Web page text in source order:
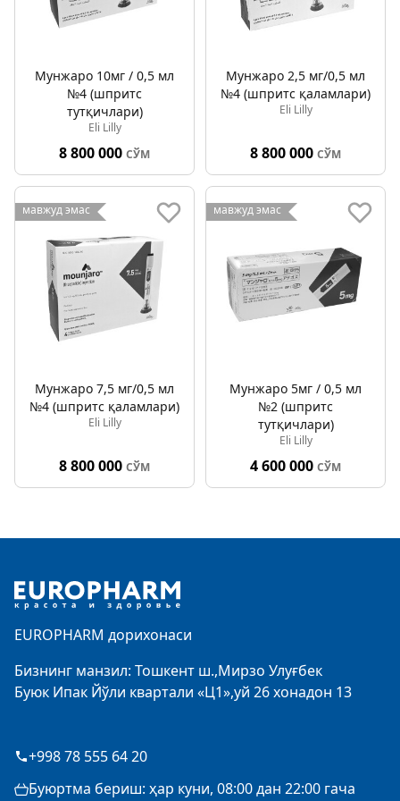
Мунжаро 10мг / 0,5 мл
№4 (шпритс
тутқичлари)
Eli Lilly
8 800 000 СЎМ
Мунжаро 2,5 мг/0,5 мл
№4 (шпритс қаламлари)
Eli Lilly
8 800 000 СЎМ
мавжуд эмас
Мунжаро 7,5 мг/0,5 мл
№4 (шпритс қаламлари)
Eli Lilly
8 800 000 СЎМ
мавжуд эмас
Мунжаро 5мг / 0,5 мл
№2 (шпритс
тутқичлари)
Eli Lilly
4 600 000 СЎМ
EUROPHARM дорихонаси
Бизнинг манзил: Тошкент ш.,Мирзо Улуғбек
Буюк Ипак Йўли квартали «Ц1»,уй 26 хонадон 13
+998 78 555 64 20
Буюртма бериш: ҳар куни, 08:00 дан 22:00 гача